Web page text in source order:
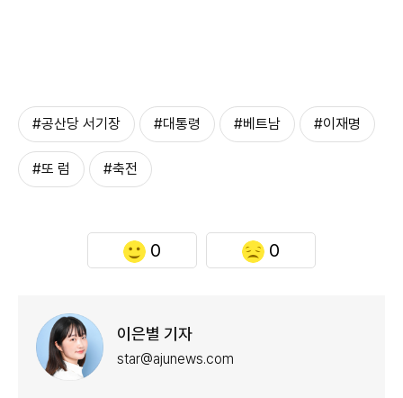
#공산당 서기장 #대통령 #베트남 #이재명
#또 럼 #축전
0 0
이은별 기자
star@ajunews.com